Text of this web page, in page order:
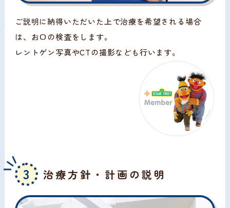
ご説明に納得いただいた上で治療を希望される場合
は、お口の検査をします。
レントゲン写真やCTの撮影なども行います。
3 治療方針・計画の説明